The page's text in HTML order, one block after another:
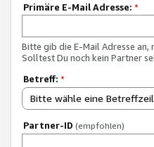
Primäre E-Mail Adresse: *
Bitte gib die E-Mail Adresse
Solltest Du noch kein Partner
Betreff: *
Bitte wähle eine
Partner-ID (empfohlen)